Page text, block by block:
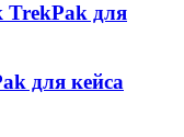
TrekPak для
для кейса